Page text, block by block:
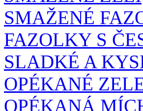
SMAŽENÉ
FAZOLKY S
SLADKÉ A
OPÉKANÉ
OPÉKANÁ